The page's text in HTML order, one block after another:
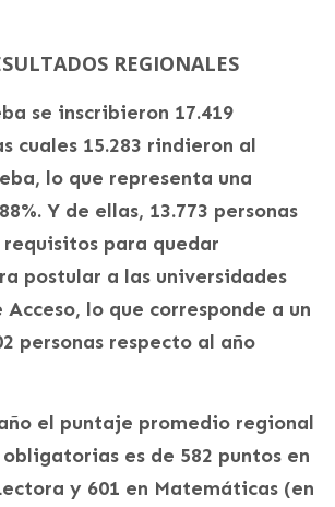
REGIONALES
se inscribieron 17.419
cuales 15.283 rindieron al
lo que representa una
Y de ellas, 13.773 personas
para quedar
postular a las universidades
lo que corresponde a un
personas respecto al año
el puntaje promedio regional
es de 582 puntos en
y 601 en Matemáticas (en